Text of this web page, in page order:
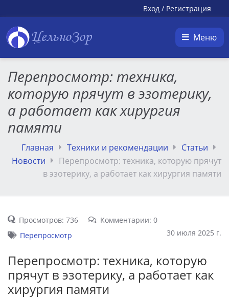
Вход / Регистрация
ЦельноЗор Меню
Перепросмотр: техника,
которую прячут в эзотерику,
а работает как хирургия
памяти
Главная Техники и рекомендации
Статьи
Новости
Перепросмотр: техника, которую прячут
в эзотерику, а работает как хирургия памяти
Просмотров: 736
Комментарии: 0
30 июля 2025 г.
Перепросмотр
Перепросмотр: техника, которую
прячут в эзотерику, а работает как
хирургия памяти